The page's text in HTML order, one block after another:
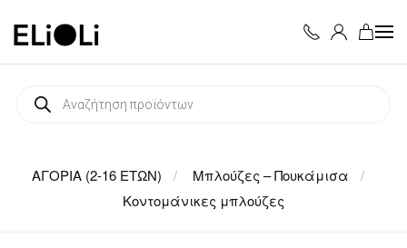
Skip to main content
Products
search
ΑΓΟΡΙΑ (2-16 ΕΤΩΝ)
Μπλούζες – Πουκάμισα
Κοντομάνικες μπλούζες